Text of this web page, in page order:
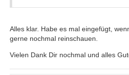
Alles klar. Habe es mal eingefügt,
gerne nochmal reinschauen.
Vielen Dank Dir nochmal und alles